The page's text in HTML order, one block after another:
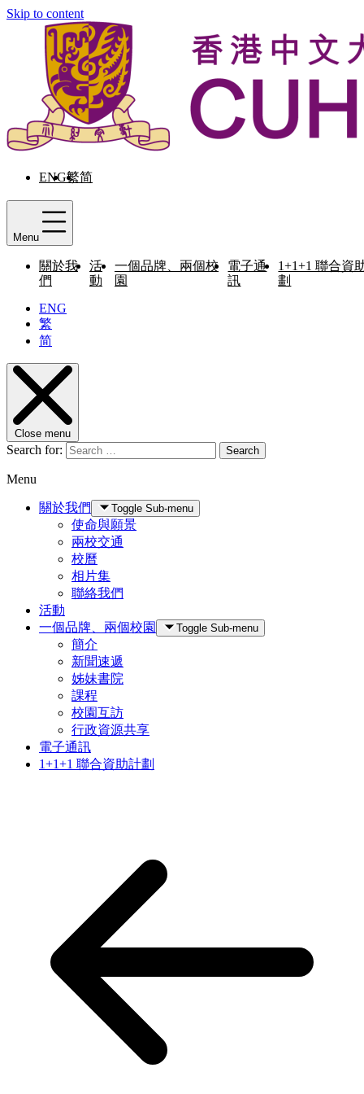
Skip to content
ENG繁简
Menu
關於我
們
活
動
一個品牌、兩個校
園
電子通
訊
1+1+1 聯合資
劃
ENG
繁
简
Close menu
Search for: Search
Menu
關於我們 Toggle Sub-menu
使命與願景
兩校交通
校曆
相片集
聯絡我們
活動
一個品牌、兩個校園
Toggle Sub-menu
簡介
新聞速遞
姊妹書院
課程
校園互訪
行政資源共享
電子通訊
1+1+1 聯合資助計劃